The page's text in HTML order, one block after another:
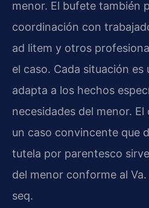
menor. El bufete también
coordinación con
ad litem y otros
el caso. Cada situación es
adapta a los hechos
necesidades del menor.
un caso convincente que
tutela por parentesco
del menor conforme al
seq.